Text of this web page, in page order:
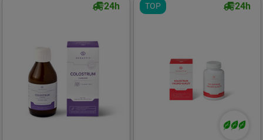
24h TOP 24h